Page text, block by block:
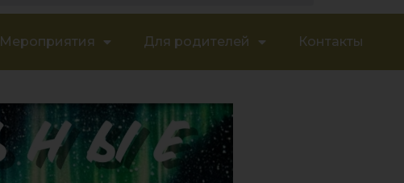
Мероприятия Для родителей Контакты